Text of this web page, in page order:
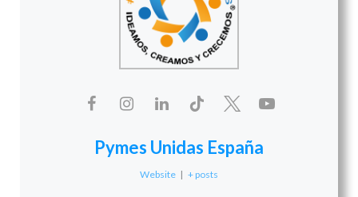
Pymes Unidas España
Website | + posts